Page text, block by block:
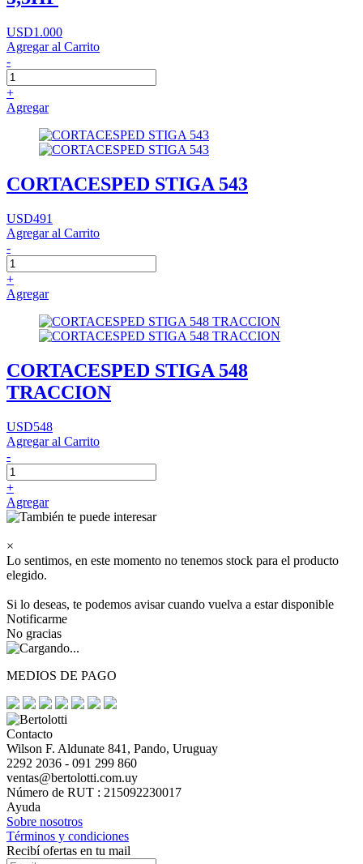
USD1.000
Agregar al Carrito
-
+
Agregar
CORTACESPED STIGA 543
USD491
Agregar al Carrito
-
+
Agregar
CORTACESPED STIGA 548
TRACCION
USD548
Agregar al Carrito
-
+
Agregar
×
Lo sentimos, en este momento no tenemos stock para el producto
elegido.
Si lo deseas, te podemos avisar cuando vuelva a estar disponible
Notificarme
No gracias
MEDIOS DE PAGO
Contacto
Wilson F. Aldunate 841, Pando, Uruguay
2292 2036 - 091 299 860
ventas@bertolotti.com.uy
Número de RUT : 215092230017
Ayuda
Sobre nosotros
Términos y condiciones
Recibí ofertas en tu mail